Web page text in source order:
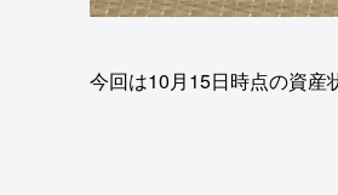
今回は10月15日時点の資産